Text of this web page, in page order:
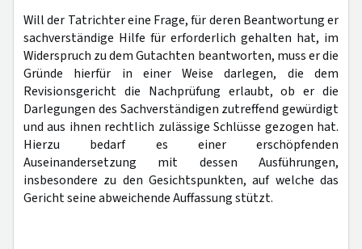
Will der Tatrichter eine Frage, für deren Beantwortung er
sachverständige Hilfe für erforderlich gehalten hat, im
Widerspruch zu dem Gutachten beantworten, muss er die
Gründe hierfür in einer Weise darlegen, die dem
Revisionsgericht die Nachprüfung erlaubt, ob er die
Darlegungen des Sachverständigen zutreffend gewürdigt
und aus ihnen rechtlich zulässige Schlüsse gezogen hat.
Hierzu bedarf es einer erschöpfenden
Auseinandersetzung mit dessen Ausführungen,
insbesondere zu den Gesichtspunkten, auf welche das
Gericht seine abweichende Auffassung stützt.